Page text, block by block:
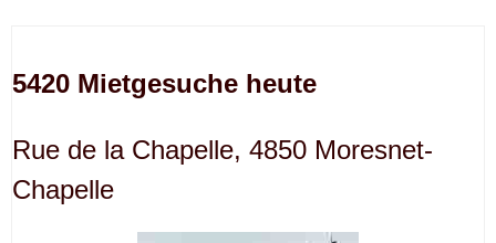
5420 Mietgesuche heute
Rue de la Chapelle, 4850 Moresnet-
Chapelle